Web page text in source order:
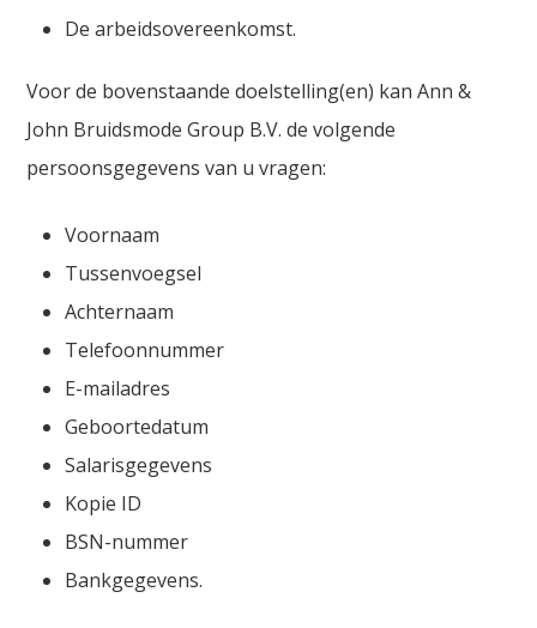
De arbeidsovereenkomst.
Voor de bovenstaande doelstelling(en) kan Ann &
John Bruidsmode Group B.V. de volgende
persoonsgegevens van u vragen:
Voornaam
Tussenvoegsel
Achternaam
Telefoonnummer
E-mailadres
Geboortedatum
Salarisgegevens
Kopie ID
BSN-nummer
Bankgegevens.